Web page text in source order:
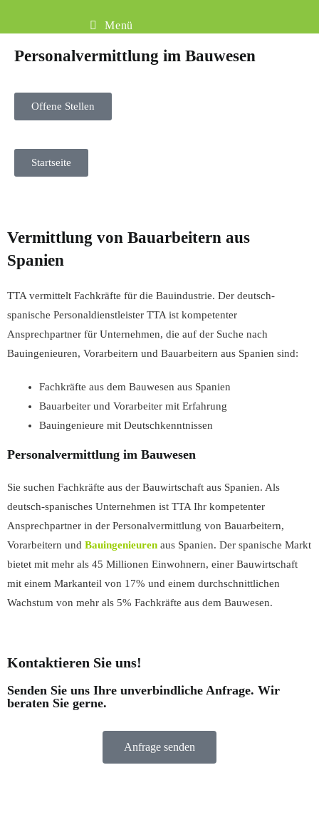
Menü
Personalvermittlung im Bauwesen
Offene Stellen
Startseite
Vermittlung von Bauarbeitern aus
Spanien
TTA vermittelt Fachkräfte für die Bauindustrie. Der deutsch-
spanische Personaldienstleister TTA ist kompetenter
Ansprechpartner für Unternehmen, die auf der Suche nach
Bauingenieuren, Vorarbeitern und Bauarbeitern aus Spanien sind:
Fachkräfte aus dem Bauwesen aus Spanien
Bauarbeiter und Vorarbeiter mit Erfahrung
Bauingenieure mit Deutschkenntnissen
Personalvermittlung im Bauwesen
Sie suchen Fachkräfte aus der Bauwirtschaft aus Spanien. Als
deutsch-spanisches Unternehmen ist TTA Ihr kompetenter
Ansprechpartner in der Personalvermittlung von Bauarbeitern,
Vorarbeitern und Bauingenieuren aus Spanien. Der spanische Markt
bietet mit mehr als 45 Millionen Einwohnern, einer Bauwirtschaft
mit einem Markanteil von 17% und einem durchschnittlichen
Wachstum von mehr als 5% Fachkräfte aus dem Bauwesen.
Kontaktieren Sie uns!
Senden Sie uns Ihre unverbindliche Anfrage. Wir
beraten Sie gerne.
Anfrage senden